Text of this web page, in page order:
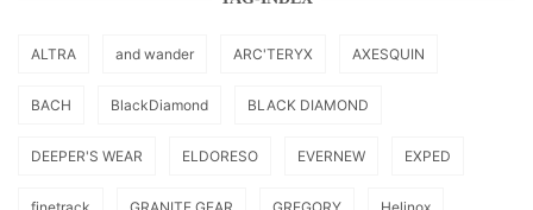
ALTRA and wander ARC'TERYX AXESQUIN
BACH BlackDiamond BLACK DIAMOND
DEEPER'S WEAR ELDORESO EVERNEW EXPED